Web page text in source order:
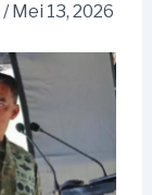
/ Mei 13, 2026